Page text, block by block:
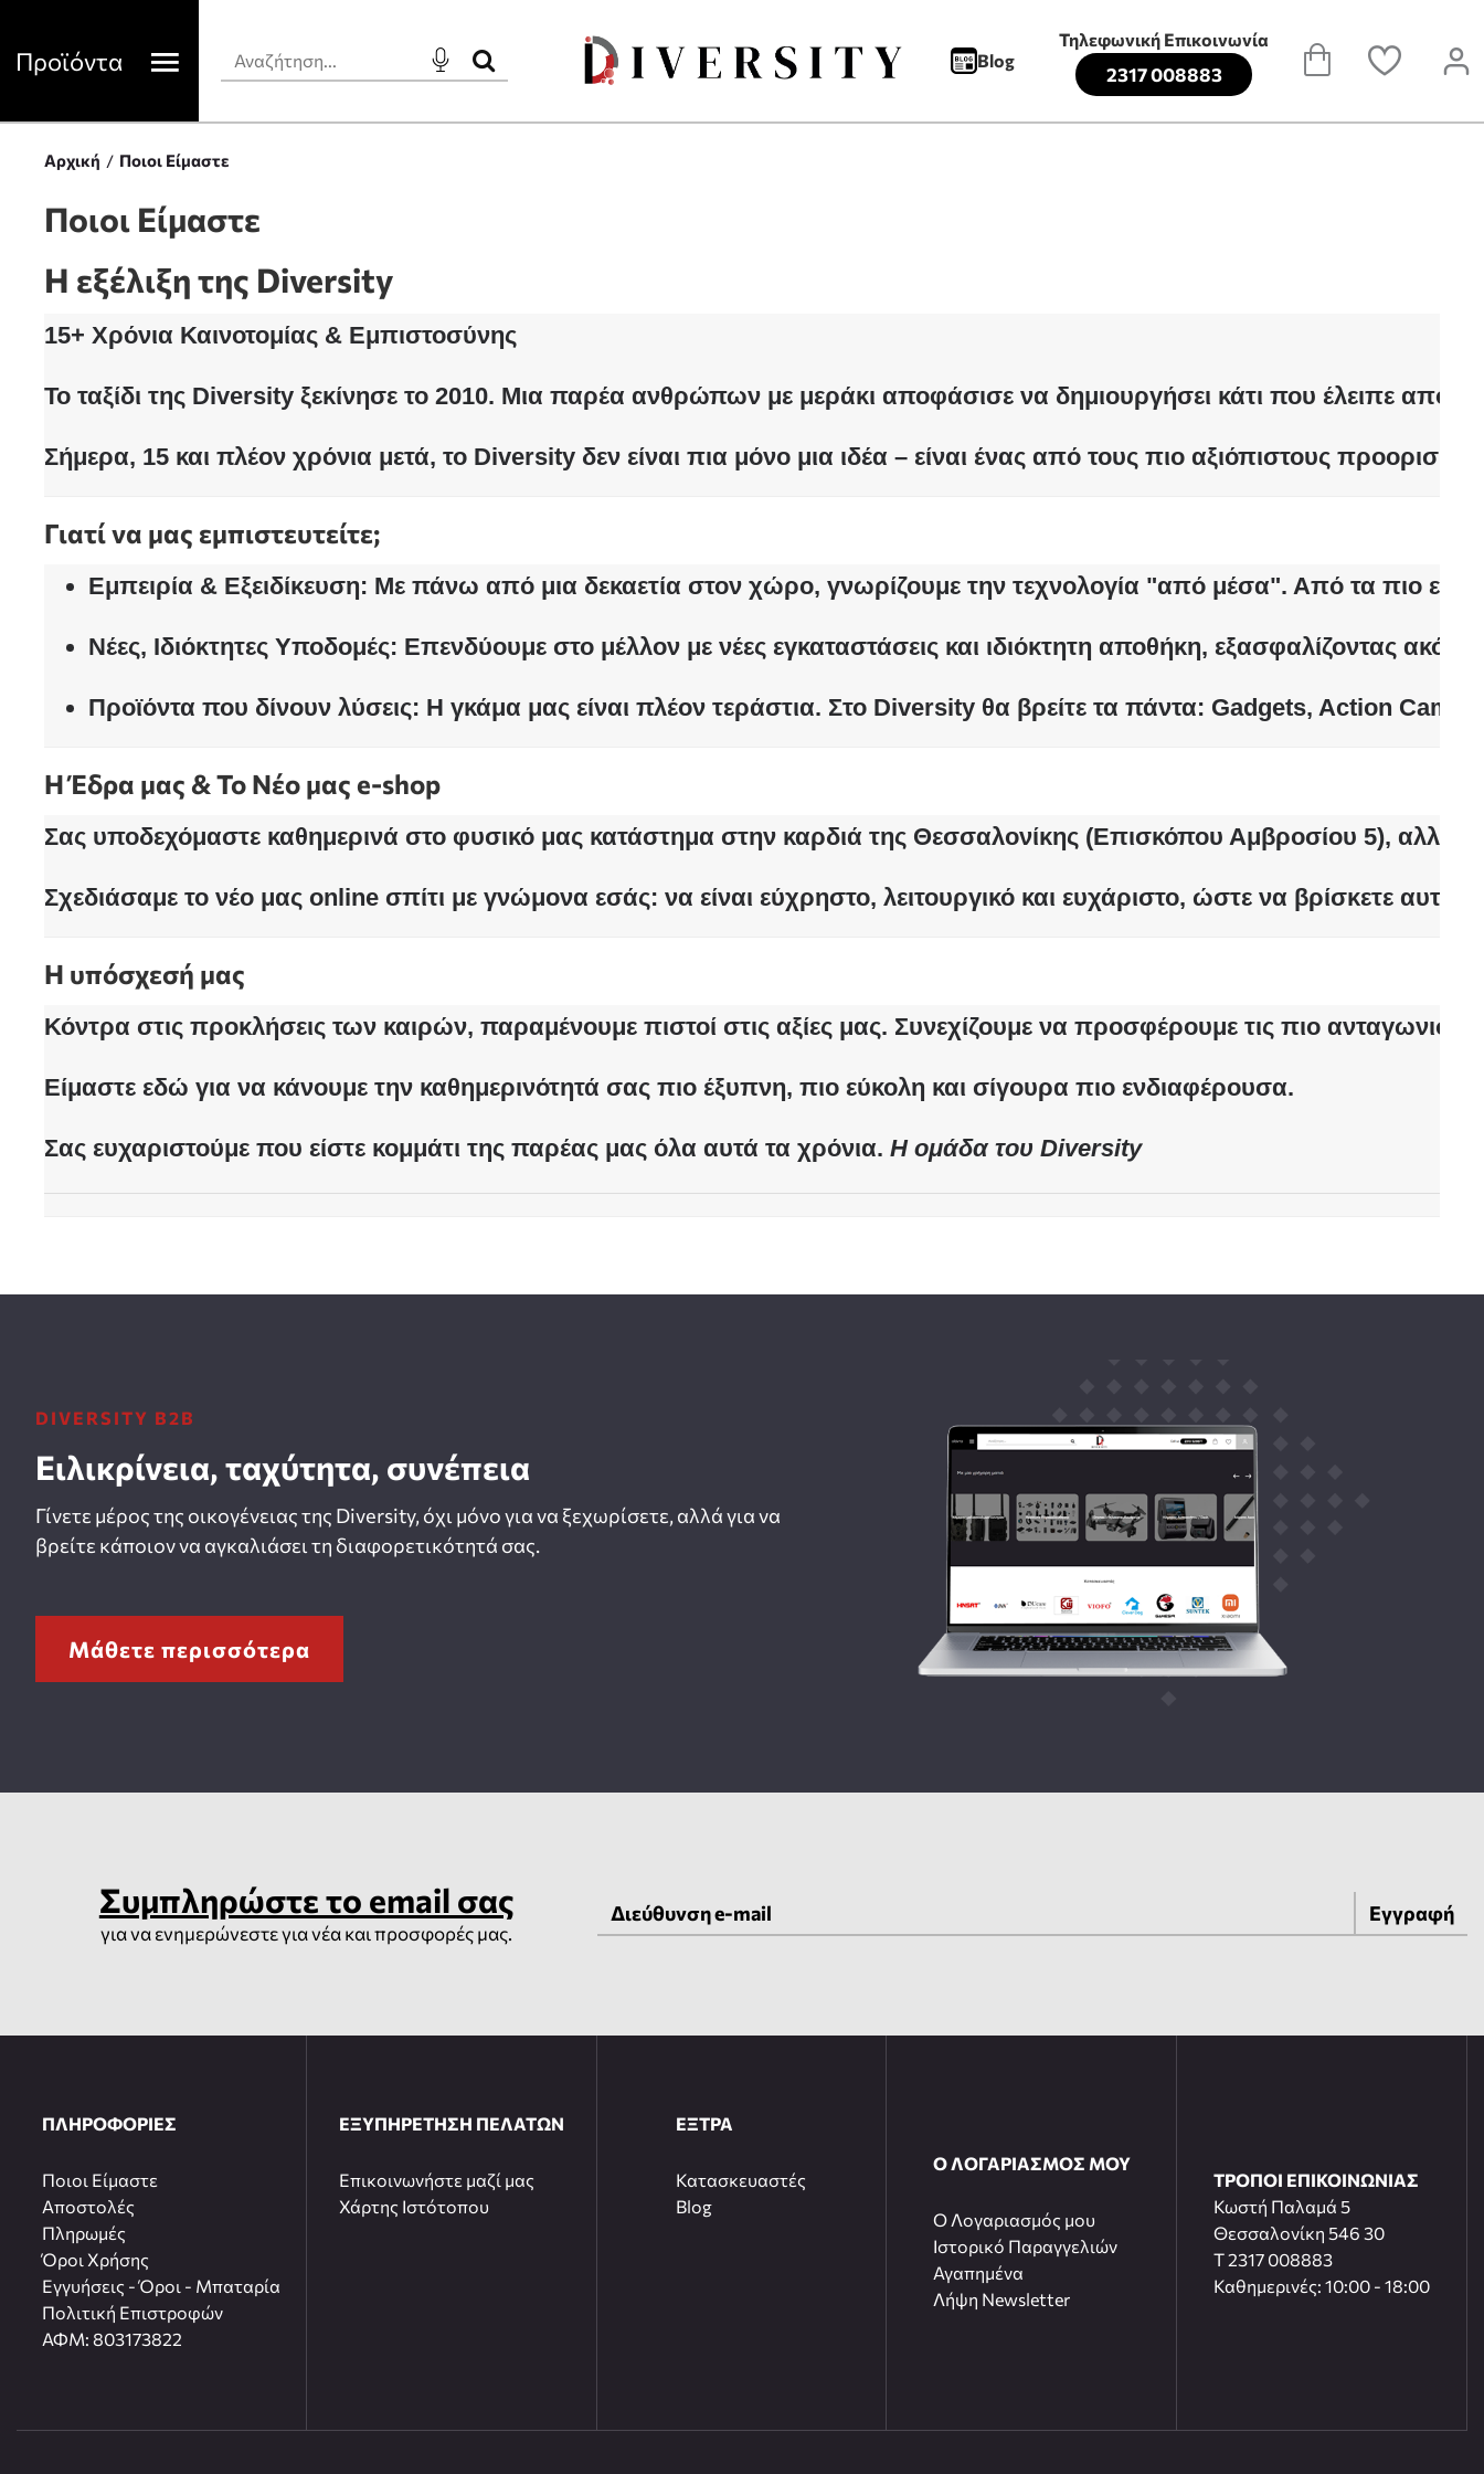
Προϊόντα Blog
Τηλεφωνική Επικοινωνία
2317 008883
Αρχική Ποιοι Είμαστε
Ποιοι Είμαστε
Η εξέλιξη της Diversity
15+ Χρόνια Καινοτομίας & Εμπιστοσύνης
Το ταξίδι της Diversity ξεκίνησε το 2010. Μια παρέα ανθρώπων με μεράκι αποφάσισε να δημιουργήσει κάτι που έλειπε από
Σήμερα, 15 και πλέον χρόνια μετά, το Diversity δεν είναι πια μόνο μια ιδέα – είναι ένας από τους πιο αξιόπιστους
Γιατί να μας εμπιστευτείτε;
Εμπειρία & Εξειδίκευση: Με πάνω από μια δεκαετία στον χώρο, γνωρίζουμε την τεχνολογία "από μέσα". Από τα πιο
Νέες, Ιδιόκτητες Υποδομές: Επενδύουμε στο μέλλον με νέες εγκαταστάσεις και ιδιόκτητη αποθήκη, εξασφαλίζοντας
Προϊόντα που δίνουν λύσεις: Η γκάμα μας είναι πλέον τεράστια. Στο Diversity θα βρείτε τα πάντα: Gadgets, Action
Η Έδρα μας & Το Νέο μας e-shop
Σας υποδεχόμαστε καθημερινά στο φυσικό μας κατάστημα στην καρδιά της Θεσσαλονίκης (Επισκόπου Αμβροσίου 5), αλλά
Σχεδιάσαμε το νέο μας online σπίτι με γνώμονα εσάς: να είναι εύχρηστο, λειτουργικό και ευχάριστο, ώστε να βρίσκετε αυτό
Η υπόσχεσή μας
Κόντρα στις προκλήσεις των καιρών, παραμένουμε πιστοί στις αξίες μας. Συνεχίζουμε να προσφέρουμε τις πιο
Είμαστε εδώ για να κάνουμε την καθημερινότητά σας πιο έξυπνη, πιο εύκολη και σίγουρα πιο ενδιαφέρουσα.
Σας ευχαριστούμε που είστε κομμάτι της παρέας μας όλα αυτά τα χρόνια. Η ομάδα του Diversity
DIVERSITY B2B
Ειλικρίνεια, ταχύτητα, συνέπεια
Γίνετε μέρος της οικογένειας της Diversity, όχι μόνο για να ξεχωρίσετε, αλλά για να
βρείτε κάποιον να αγκαλιάσει τη διαφορετικότητά σας.
Μάθετε περισσότερα
Συμπληρώστε το email σας
για να ενημερώνεστε για νέα και προσφορές μας.
Εγγραφή
ΠΛΗΡΟΦΟΡΙΕΣ
Ποιοι Είμαστε
Αποστολές
Πληρωμές
Όροι Χρήσης
Εγγυήσεις - Όροι - Μπαταρία
Πολιτική Επιστροφών
ΑΦΜ: 803173822
ΕΞΥΠΗΡΕΤΗΣΗ ΠΕΛΑΤΩΝ
Επικοινωνήστε μαζί μας
Χάρτης Ιστότοπου
ΕΞΤΡΑ
Κατασκευαστές
Blog
Ο ΛΟΓΑΡΙΑΣΜΟΣ ΜΟΥ
O Λογαριασμός μου
Ιστορικό Παραγγελιών
Αγαπημένα
Λήψη Newsletter
ΤΡΟΠΟΙ ΕΠΙΚΟΙΝΩΝΙΑΣ
Κωστή Παλαμά 5
Θεσσαλονίκη 546 30
T 2317 008883
Καθημερινές: 10:00 - 18:00